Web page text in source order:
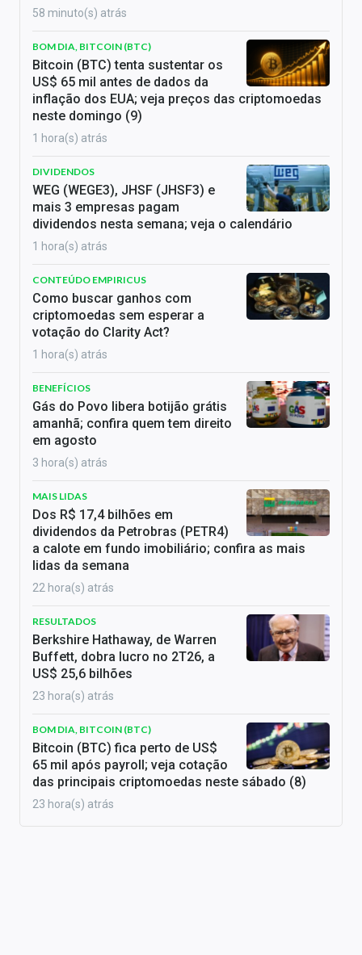
58 minuto(s) atrás
BOM DIA, BITCOIN (BTC)
Bitcoin (BTC) tenta sustentar os
US$ 65 mil antes de dados da
inflação dos EUA; veja preços das criptomoedas
neste domingo (9)
1 hora(s) atrás
DIVIDENDOS
WEG (WEGE3), JHSF (JHSF3) e
mais 3 empresas pagam
dividendos nesta semana; veja o calendário
1 hora(s) atrás
CONTEÚDO EMPIRICUS
Como buscar ganhos com
criptomoedas sem esperar a
votação do Clarity Act?
1 hora(s) atrás
BENEFÍCIOS
Gás do Povo libera botijão grátis
amanhã; confira quem tem direito
em agosto
3 hora(s) atrás
MAIS LIDAS
Dos R$ 17,4 bilhões em
dividendos da Petrobras (PETR4)
a calote em fundo imobiliário; confira as mais
lidas da semana
22 hora(s) atrás
RESULTADOS
Berkshire Hathaway, de Warren
Buffett, dobra lucro no 2T26, a
US$ 25,6 bilhões
23 hora(s) atrás
BOM DIA, BITCOIN (BTC)
Bitcoin (BTC) fica perto de US$
65 mil após payroll; veja cotação
das principais criptomoedas neste sábado (8)
23 hora(s) atrás